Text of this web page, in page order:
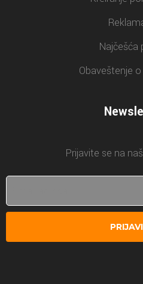
Najčešća
Obaveštenje
Prijavite se na